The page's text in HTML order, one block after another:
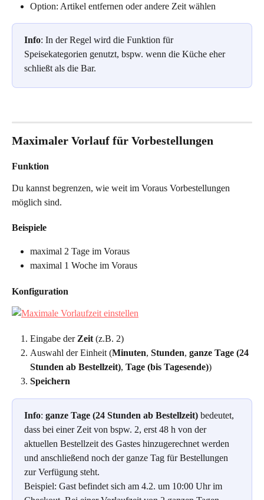
Option: Artikel entfernen oder andere Zeit wählen
Info: In der Regel wird die Funktion für
Speisekategorien genutzt, bspw. wenn die Küche eher
schließt als die Bar.
Maximaler Vorlauf für Vorbestellungen
Funktion
Du kannst begrenzen, wie weit im Voraus Vorbestellungen
möglich sind.
Beispiele
maximal 2 Tage im Voraus
maximal 1 Woche im Voraus
Konfiguration
Eingabe der Zeit (z.B. 2)
Auswahl der Einheit (Minuten, Stunden, ganze Tage (24
Stunden ab Bestellzeit), Tage (bis Tagesende))
Speichern
Info: ganze Tage (24 Stunden ab Bestellzeit) bedeutet,
dass bei einer Zeit von bspw. 2, erst 48 h von der
aktuellen Bestellzeit des Gastes hinzugerechnet werden
und anschließend noch der ganze Tag für Bestellungen
zur Verfügung steht.
Beispiel: Gast befindet sich am 4.2. um 10:00 Uhr im